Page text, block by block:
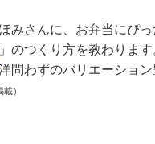
みさんに、お弁当にぴ
のつくり方を教わりま
問わずのバリエーショ
）